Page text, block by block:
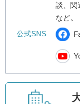
談、関
など。
公式SNS